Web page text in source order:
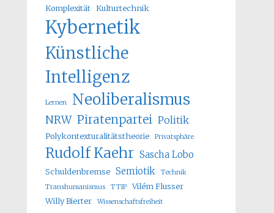
Komplexität Kulturtechnik
Kybernetik
Künstliche
Intelligenz
Lernen Neoliberalismus
NRW Piratenpartei Politik
Polykontexturalitätstheorie Privatsphäre
Rudolf Kaehr Sascha Lobo
Schuldenbremse Semiotik
Technik
Transhumanismus
TTIP
Vilém Flusser
Willy Bierter
Wissenschaftsfreiheit